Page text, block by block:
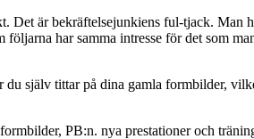
Det är bekräftelsejunkiens ful-tjack. Man
har samma intresse för det som
själv tittar på dina gamla formbilder,
PB:n. nya prestationer och